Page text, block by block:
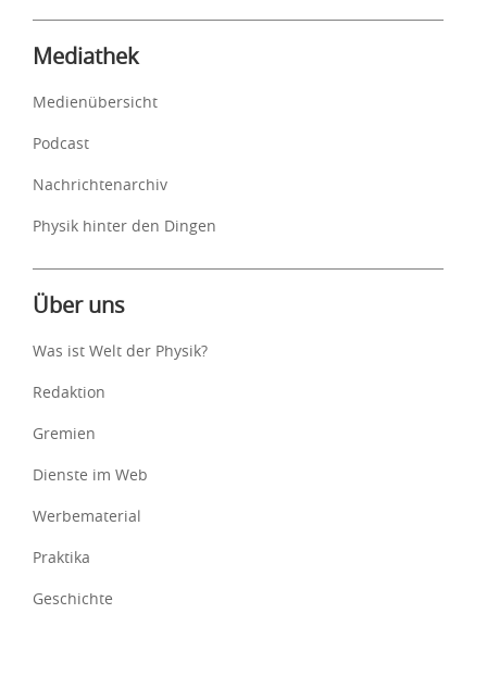
Mediathek
Medienübersicht
Podcast
Nachrichtenarchiv
Physik hinter den Dingen
Über uns
Was ist Welt der Physik?
Redaktion
Gremien
Dienste im Web
Werbematerial
Praktika
Geschichte